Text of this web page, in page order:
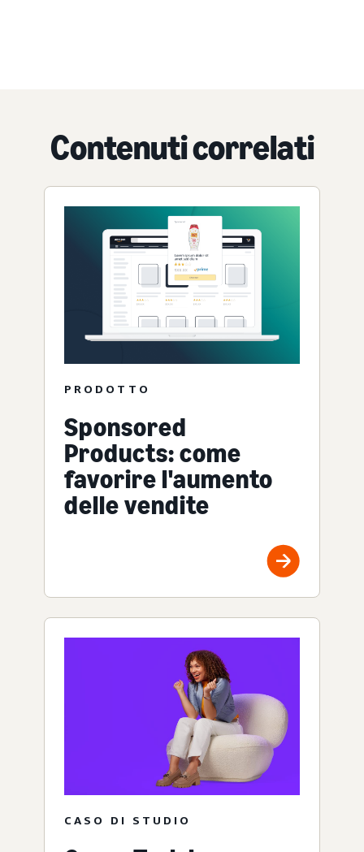
Contenuti correlati
PRODOTTO
Sponsored
Products: come
favorire l'aumento
delle vendite
CASO DI STUDIO